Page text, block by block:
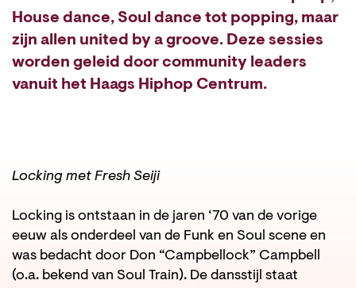
House dance, Soul dance tot popping, maar
zijn allen united by a groove. Deze sessies
worden geleid door community leaders
vanuit het Haags Hiphop Centrum.
Locking met Fresh Seiji
Locking is ontstaan in de jaren ‘70 van de vorige
eeuw als onderdeel van de Funk en Soul scene en
was bedacht door Don “Campbellock” Campbell
(o.a. bekend van Soul Train). De dansstijl staat